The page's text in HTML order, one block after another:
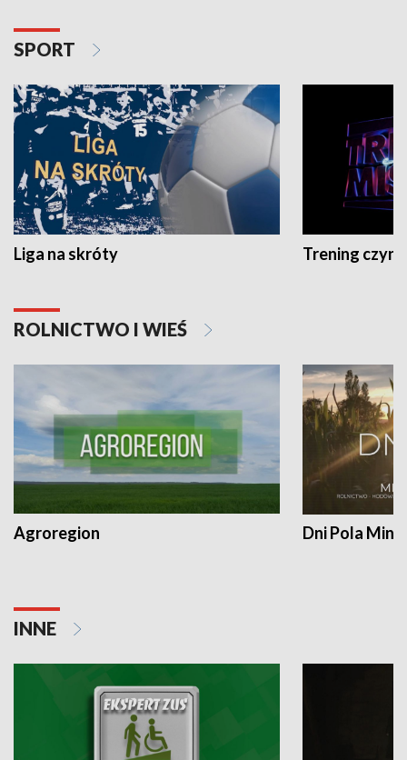
SPORT
Liga na skróty Trening czyni
ROLNICTWO I WIEŚ
Agroregion Dni Pola
INNE